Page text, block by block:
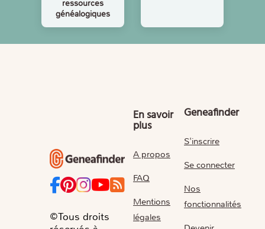
ressources
généalogiques
©Tous droits
En savoir
plus
A propos
FAQ
Mentions
légales
Geneafinder
S'inscrire
Se connecter
Nos
fonctionnalités